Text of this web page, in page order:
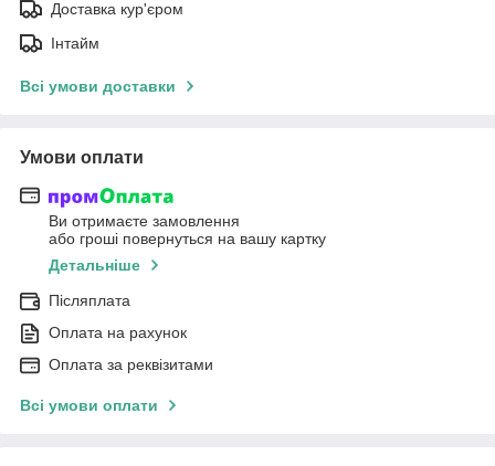
Доставка кур'єром
Інтайм
Всі умови доставки
Умови оплати
Ви отримаєте замовлення
або гроші повернуться на вашу картку
Детальніше
Післяплата
Оплата на рахунок
Оплата за реквізитами
Всі умови оплати